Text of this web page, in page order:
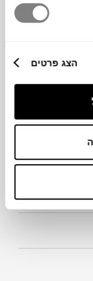
הצג פרטים
חיים